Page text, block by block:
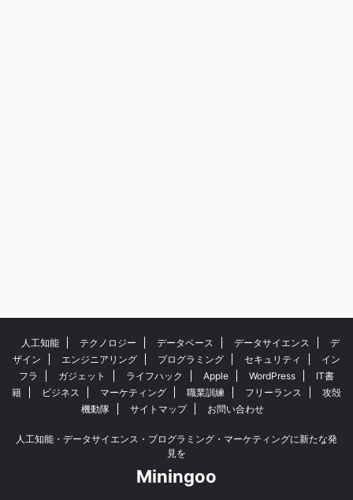
人工知能 テクノロジー データベース データサイエンス
デ
ザイン
エンジニアリング プログラミング セキュリティ
イン
フラ
ガジェット ライフハック Apple WordPress
IT書
籍
ビジネス マーケティング 職業訓練 フリーランス
攻殻
機動隊
サイトマップ お問い合わせ
人工知能・データサイエンス・プログラミング・マーケティングに新たな発
見を
Miningoo